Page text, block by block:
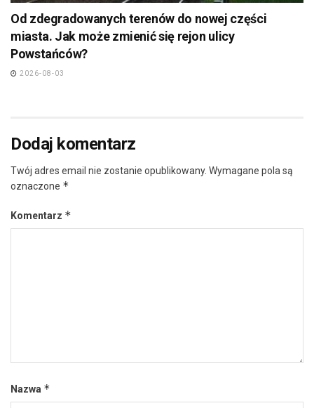
Od zdegradowanych terenów do nowej części
miasta. Jak może zmienić się rejon ulicy
Powstańców?
2026-08-03
Dodaj komentarz
Twój adres email nie zostanie opublikowany. Wymagane pola są
oznaczone *
Komentarz *
Nazwa *